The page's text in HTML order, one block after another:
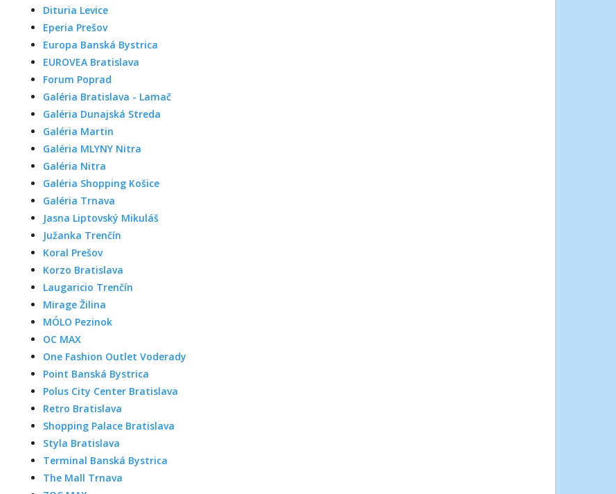
Dituria Levice
Eperia Prešov
Europa Banská Bystrica
EUROVEA Bratislava
Forum Poprad
Galéria Bratislava - Lamač
Galéria Dunajská Streda
Galéria Martin
Galéria MLYNY Nitra
Galéria Nitra
Galéria Shopping Košice
Galéria Trnava
Jasna Liptovský Mikuláš
Južanka Trenčín
Koral Prešov
Korzo Bratislava
Laugaricio Trenčín
Mirage Žilina
MÓLO Pezinok
OC MAX
One Fashion Outlet Voderady
Point Banská Bystrica
Polus City Center Bratislava
Retro Bratislava
Shopping Palace Bratislava
Styla Bratislava
Terminal Banská Bystrica
The Mall Trnava